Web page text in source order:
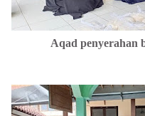
Aqad penyerahan